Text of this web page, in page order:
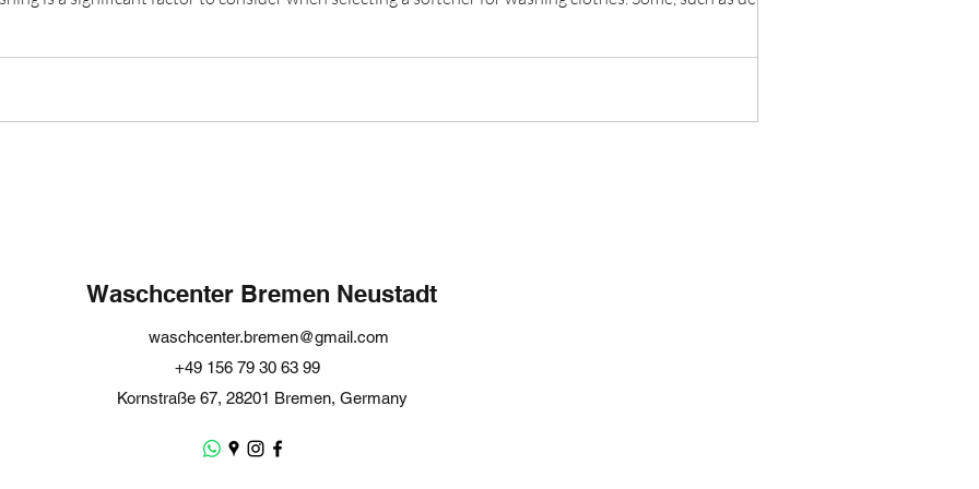
Waschcenter Bremen Neustadt
waschcenter.bremen@gmail.com
+49 156 79 30 63 99
Kornstraße 67, 28201 Bremen, Germany